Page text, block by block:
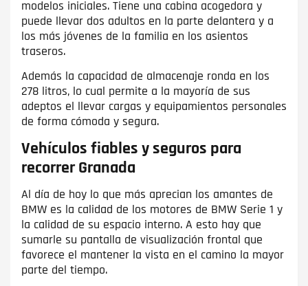
modelos iniciales. Tiene una cabina acogedora y
puede llevar dos adultos en la parte delantera y a
los más jóvenes de la familia en los asientos
traseros.
Además la capacidad de almacenaje ronda en los
278 litros, lo cual permite a la mayoría de sus
adeptos el llevar cargas y equipamientos personales
de forma cómoda y segura.
Vehículos fiables y seguros para
recorrer Granada
Al día de hoy lo que más aprecian los amantes de
BMW es la calidad de los motores de BMW Serie 1 y
la calidad de su espacio interno. A esto hay que
sumarle su pantalla de visualización frontal que
favorece el mantener la vista en el camino la mayor
parte del tiempo.